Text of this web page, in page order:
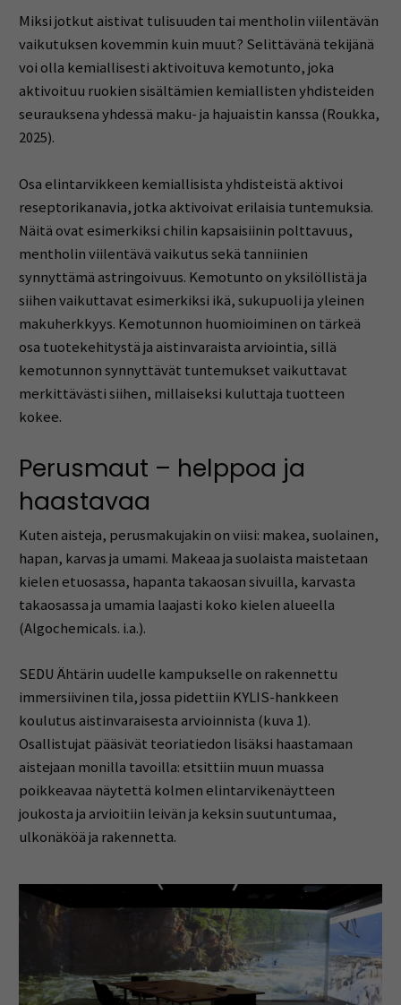
Miksi jotkut aistivat tulisuuden tai mentholin viilentävän
vaikutuksen kovemmin kuin muut? Selittävänä tekijänä
voi olla kemiallisesti aktivoituva kemotunto, joka
aktivoituu ruokien sisältämien kemiallisten yhdisteiden
seurauksena yhdessä maku- ja hajuaistin kanssa (Roukka,
2025).
Osa elintarvikkeen kemiallisista yhdisteistä aktivoi
reseptorikanavia, jotka aktivoivat erilaisia tuntemuksia.
Näitä ovat esimerkiksi chilin kapsaisiinin polttavuus,
mentholin viilentävä vaikutus sekä tanniinien
synnyttämä astringoivuus. Kemotunto on yksilöllistä ja
siihen vaikuttavat esimerkiksi ikä, sukupuoli ja yleinen
makuherkkyys. Kemotunnon huomioiminen on tärkeä
osa tuotekehitystä ja aistinvaraista arviointia, sillä
kemotunnon synnyttävät tuntemukset vaikuttavat
merkittävästi siihen, millaiseksi kuluttaja tuotteen
kokee.
Perusmaut – helppoa ja
haastavaa
Kuten aisteja, perusmakujakin on viisi: makea, suolainen,
hapan, karvas ja umami. Makeaa ja suolaista maistetaan
kielen etuosassa, hapanta takaosan sivuilla, karvasta
takaosassa ja umamia laajasti koko kielen alueella
(Algochemicals. i.a.).
SEDU Ähtärin uudelle kampukselle on rakennettu
immersiivinen tila, jossa pidettiin KYLIS-hankkeen
koulutus aistinvaraisesta arvioinnista (kuva 1).
Osallistujat pääsivät teoriatiedon lisäksi haastamaan
aistejaan monilla tavoilla: etsittiin muun muassa
poikkeavaa näytettä kolmen elintarvikenäytteen
joukosta ja arvioitiin leivän ja keksin suutuntumaa,
ulkonäköä ja rakennetta.